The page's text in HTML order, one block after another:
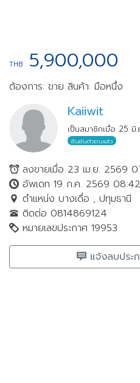
THB 5,900,000
ต้องการ: ขาย สินค้า: มือหนึ่ง
Kaiiwit
เป็นสมาชิกเมื่อ 25
ยืนยันตัวตนแล้ว
ลงขายเมื่อ 23 เม.ย. 2569
อัพเดท 19 ก.ค. 2569
ตำแหน่ง บางเดื่อ , ปทุมธานี
ติดต่อ 0814869124
หมายเลขประกาศ 19953
แจ้งลบประ